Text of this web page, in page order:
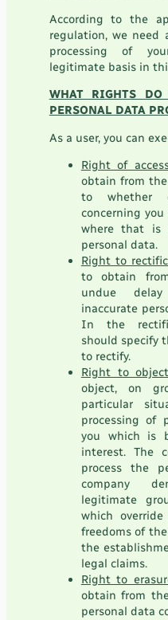
According to the
regulation, we
processing of
legitimate basis in
WHAT RIGHTS
PERSONAL DATA
As a user, you can
Right of
obtain from
to whether
concerning you
where that is
personal data.
Right to
to obtain
undue
inaccurate
In the
should specify
to rectify.
Right to
object, on
particular
processing of
you which is
interest. The
process the
company
legitimate
which
freedoms of
the
legal claims.
Right to
obtain from
personal data